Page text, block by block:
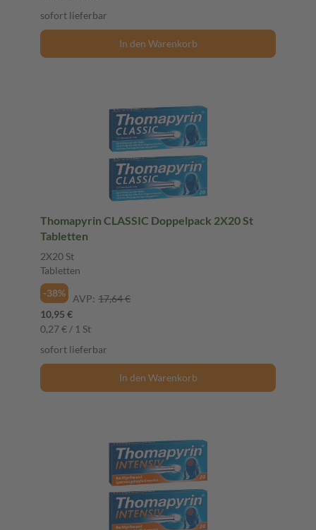
sofort lieferbar
In den Warenkorb
Thomapyrin CLASSIC Doppelpack 2X20 St
Tabletten
2X20 St
Tabletten
-38%
AVP: 17,64 €
10,95 €
0,27 € / 1 St
sofort lieferbar
In den Warenkorb